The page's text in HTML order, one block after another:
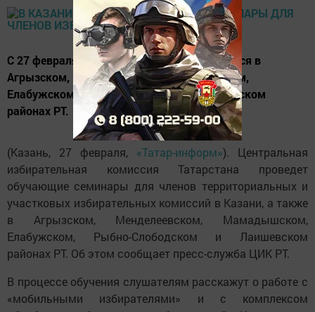
С 27 февраля по 3 марта семинары состоятся в
Агрызском, Менделеевском, Мамадышском,
Елабужском, Рыбно-Слободском и Лаишевском
районах РТ.
(Казань, 27 февраля, «Татар-информ»). Центральная
избирательная комиссия Татарстана проведет
обучающие семинары для членов территориальных и
участковых избирательных комиссий в Казани, а также
в Агрызском, Менделеевском, Мамадышском,
Елабужском, Рыбно-Слободском и Лаишевском
районах РТ. Об этом сообщает пресс-служба ЦИК РТ.
В процессе обучения слушателям расскажут о работе с
«мобильными избирателями» и с комплексом